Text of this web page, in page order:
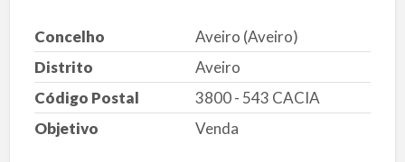
Concelho
Aveiro (Aveiro)
Distrito
Aveiro
Código Postal
3800 - 543 CACIA
Objetivo
Venda